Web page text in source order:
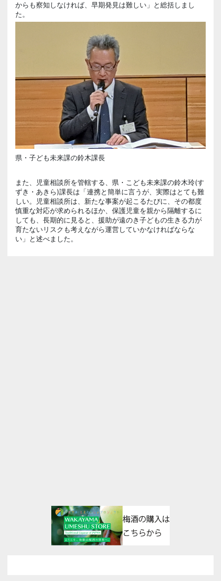
からも察知しなければ、早期発見は難しい」と総括しまし
た。
県・子ども未来課の鈴木課長
また、児童相談所を管轄する、県・こども未来課の鈴木玲(す
ずき・あきら)課長は「連携と簡単に言うが、実際はとても難
しい。児童相談所は、新たな事案が起こるたびに、その都度
慎重な対応が求められるほか、保護児童を親から隔離するに
しても、長期的に見ると、援助が遠のき子どもの生きる力が
育たないリスクも考えながら運営していかなければならな
い」と述べました。